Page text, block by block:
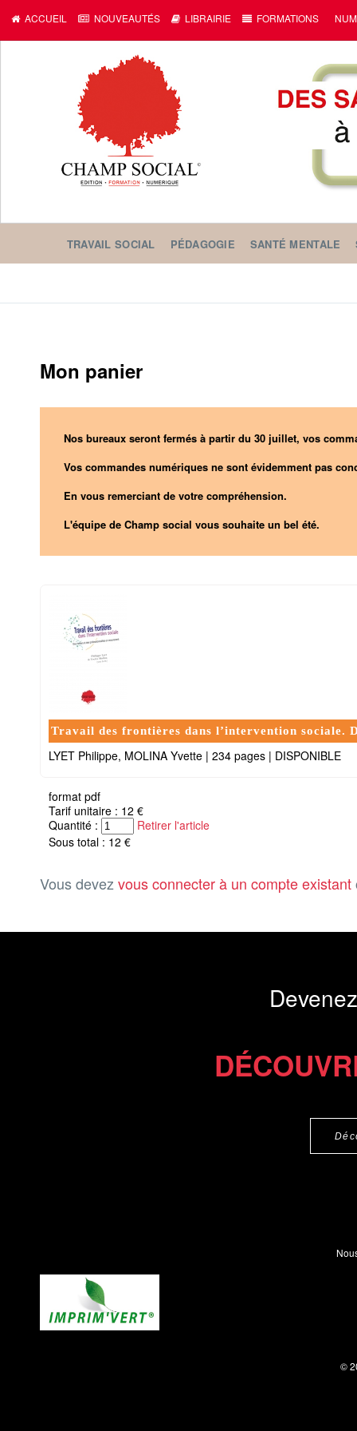
ACCUEIL NOUVEAUTÉS LIBRAIRIE FORMATIONS
TRAVAIL SOCIAL PÉDAGOGIE SANTÉ MENTALE
Mon panier
Nos bureaux seront fermés à partir du 30 juillet, vos
Vos commandes numériques ne sont évidemment pas
En vous remerciant de votre compréhension.
L'équipe de Champ social vous souhaite un bel été.
Travail des frontières dans l’intervention sociale.
LYET Philippe, MOLINA Yvette | 234 pages | DISPONIBLE
format pdf
Tarif unitaire : 12 €
Quantité :
Retirer l'article
Sous total : 12 €
Vous devez vous connecter à un compte existant
©